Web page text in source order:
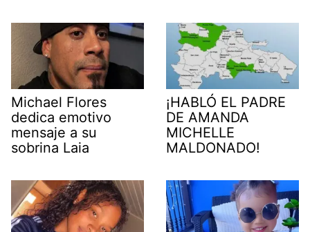
Michael Flores
dedica emotivo
mensaje a su
sobrina Laia
¡HABLÓ EL PADRE
DE AMANDA
MICHELLE
MALDONADO!